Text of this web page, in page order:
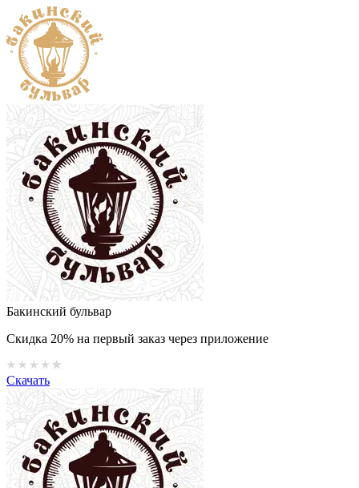
Бакинский бульвар
Скидка 20% на первый заказ через приложение
Скачать